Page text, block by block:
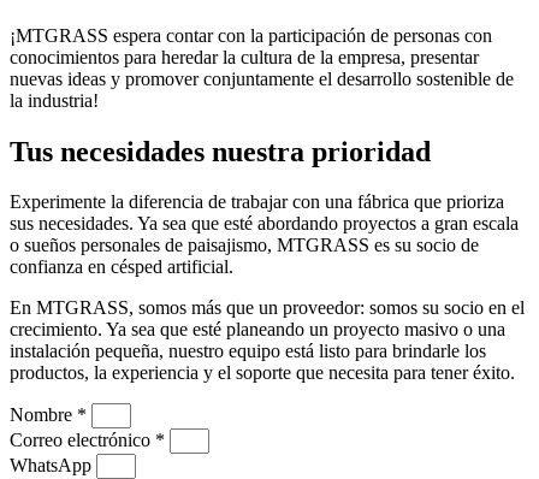
¡MTGRASS espera contar con la participación de personas con
conocimientos para heredar la cultura de la empresa, presentar
nuevas ideas y promover conjuntamente el desarrollo sostenible de
la industria!
Tus necesidades nuestra prioridad
Experimente la diferencia de trabajar con una fábrica que prioriza
sus necesidades. Ya sea que esté abordando proyectos a gran escala
o sueños personales de paisajismo, MTGRASS es su socio de
confianza en césped artificial.
En MTGRASS, somos más que un proveedor: somos su socio en el
crecimiento. Ya sea que esté planeando un proyecto masivo o una
instalación pequeña, nuestro equipo está listo para brindarle los
productos, la experiencia y el soporte que necesita para tener éxito.
Nombre *
Correo electrónico *
WhatsApp